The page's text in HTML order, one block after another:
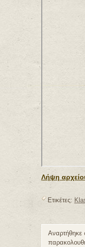
Λήψη
Ετικέτες:
Αναρτήθηκε